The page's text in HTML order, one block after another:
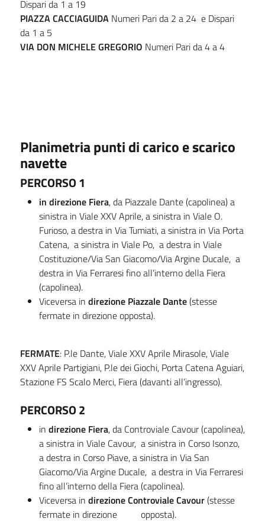
Dispari da 1 a 19
PIAZZACACCIAGUIDA Numeri Pari da 2 a 24 e Dispari
da 1 a 5
VIA DON MICHELE GREGORIO Numeri Pari da 4 a 4
Planimetria punti di carico e scarico
navette
PERCORSO 1
in direzione Fiera, da Piazzale Dante (capolinea) a
sinistra in Viale XXV Aprile, a sinistra in Viale O.
Furioso, a destra in Via Tumiati, a sinistra in Via Porta
Catena, a sinistra in Viale Po, a destra in Viale
Costituzione/Via San Giacomo/Via Argine Ducale, a
destra in Via Ferraresi fino all’interno della Fiera
(capolinea).
Viceversa in direzione Piazzale Dante(stesse
fermate in direzione opposta).
FERMATE: P.le Dante, Viale XXV Aprile Mirasole, Viale
XXV Aprile Partigiani, P.le dei Giochi, Porta Catena Aguiari,
Stazione FS Scalo Merci, Fiera (davanti all’ingresso).
PERCORSO 2
in direzione Fiera, da Controviale Cavour (capolinea),
a sinistra in Viale Cavour, a sinistra in Corso Isonzo,
a destra in Corso Piave, a sinistra in Via San
Giacomo/Via Argine Ducale, a destra in Via Ferraresi
fino all’interno della Fiera (capolinea).
Viceversa in direzione Controviale Cavour(stesse
fermate in direzione opposta).